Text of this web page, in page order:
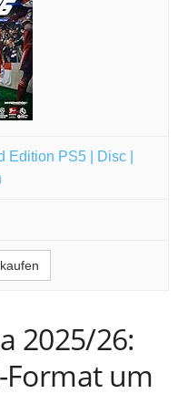
Edition PS5 | Disc |
2025/26:
Format um